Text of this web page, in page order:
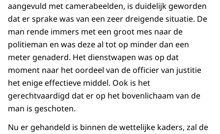
aangevuld met camerabeelden, is duidelijk geworden
dat er sprake was van een zeer dreigende situatie. De
man rende immers met een groot mes naar de
politieman en was deze al tot op minder dan een
meter genaderd. Het dienstwapen was op dat
moment naar het oordeel van de officier van justitie
het enige effectieve middel. Ook is het
gerechtvaardigd dat er op het bovenlichaam van de
man is geschoten.
Nu er gehandeld is binnen de wettelijke kaders, zal de